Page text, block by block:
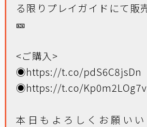
る限りプレイガイドにて販
🎫
<ご購入>
◉https://t.co/pdS6C8jsDn
◉https://t.co/Kp0m2LOg7v
本日もよろしくお願い